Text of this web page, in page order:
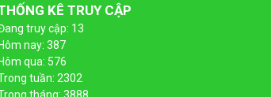
KÊ TRUY CẬP
truy cập: 13
Hôm nay: 387
Hôm qua: 576
tuần: 2302